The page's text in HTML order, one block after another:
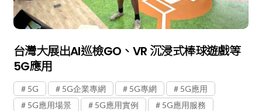
台灣大展出AI巡檢GO、VR 沉浸式棒球遊戲等
5G應用
5G 5G企業專網 5G專網
5G應用
5G應用場景
5G應用實例
5G應用服務